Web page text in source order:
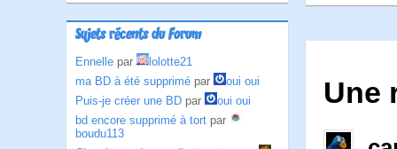
Sujets récents du Forum
Ennelle par
lolotte21
ma BD à été supprimé par
oui oui
Puis-je créer une BD par
oui oui
bd encore supprimé à tort par
boudu113
Une